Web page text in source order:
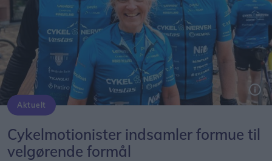
Aktuelt
Cykelmotionister indsamler formue til
velgørende formål